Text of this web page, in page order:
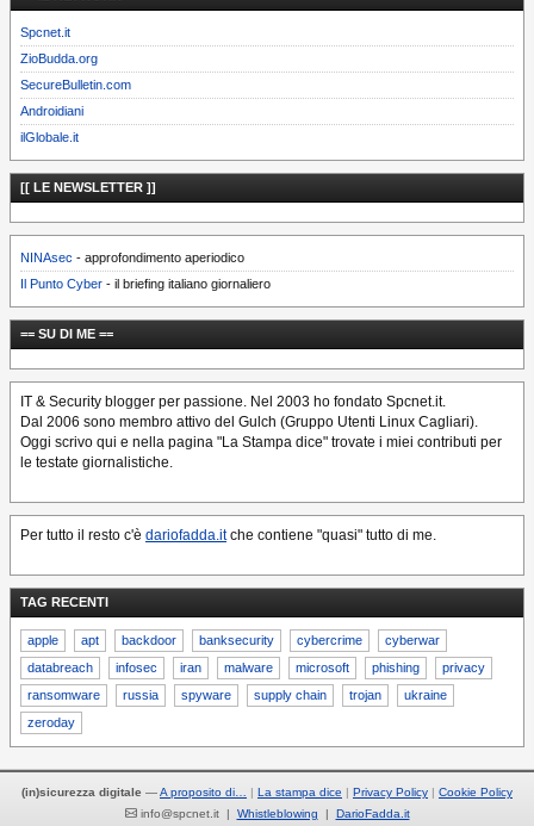
Spcnet.it
ZioBudda.org
SecureBulletin.com
Androidiani
ilGlobale.it
[[ LE NEWSLETTER ]]
NINAsec - approfondimento aperiodico
Il Punto Cyber - il briefing italiano giornaliero
== SU DI ME ==
IT & Security blogger per passione. Nel 2003 ho fondato Spcnet.it.
Dal 2006 sono membro attivo del Gulch (Gruppo Utenti Linux Cagliari).
Oggi scrivo qui e nella pagina "La Stampa dice" trovate i miei contributi per
le testate giornalistiche.
Per tutto il resto c'è dariofadda.itche contiene "quasi" tutto di me.
TAG RECENTI
apple apt backdoor banksecurity cybercrime
cyberwar
databreach
infosec iran malware microsoft phishing
privacy
ransomware
russia spyware supply chain trojan
ukraine
zeroday
(in)sicurezza digitale —A proposito di… La stampa dice Privacy Policy
Cookie Policy
info@spcnet.it | Whistleblowing | DarioFadda.it